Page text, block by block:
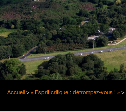
Accueil > « Esprit critique : détrompez-vous ! » >